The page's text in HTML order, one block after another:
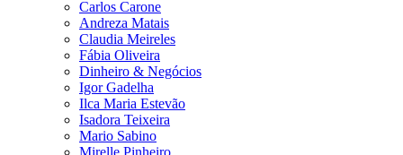
Carlos Carone
Andreza Matais
Claudia Meireles
Fábia Oliveira
Dinheiro & Negócios
Igor Gadelha
Ilca Maria Estevão
Isadora Teixeira
Mario Sabino
Mirelle Pinheiro